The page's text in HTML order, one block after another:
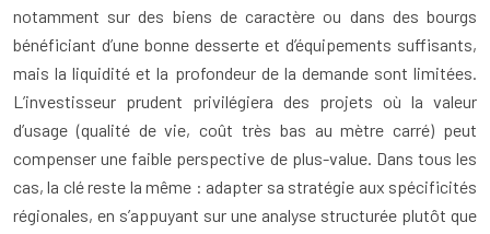
notamment sur des biens de caractère ou dans des bourgs
bénéficiant d’une bonne desserte et d’équipements suffisants,
mais la liquidité et la profondeur de la demande sont limitées.
L’investisseur prudent privilégiera des projets où la valeur
d’usage (qualité de vie, coût très bas au mètre carré) peut
compenser une faible perspective de plus-value. Dans tous les
cas, la clé reste la même : adapter sa stratégie aux spécificités
régionales, en s’appuyant sur une analyse structurée plutôt que